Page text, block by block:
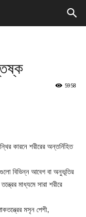
5958
কারনে শরীরের অন্তর্নিহিত
বিভিন্ন আবেগ বা অনুভূতির
মাধ্যমে সারা শরীরে
মসৃন পেশী,